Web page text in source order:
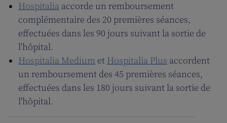
Hospitalia accorde un remboursement
complémentaire des 20 premières séances,
effectuées dans les 90 jours suivant la sortie de
l'hôpital.
Hospitalia Medium et Hospitalia Plus accordent
un remboursement des 45 premières séances,
effectuées dans les 180 jours suivant la sortie de
l'hôpital.